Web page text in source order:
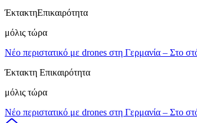
ΈκτακτηΕπικαιρότητα
μόλις τώρα
Νέο περιστατικό με drones στη Γερμανία – Στο
Έκτακτη Επικαιρότητα
μόλις τώρα
Νέο περιστατικό με drones στη Γερμανία – Στο